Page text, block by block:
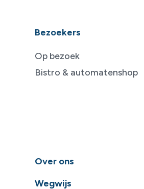
Bezoekers
Op bezoek
Bistro & automatenshop
Over ons
Wegwijs